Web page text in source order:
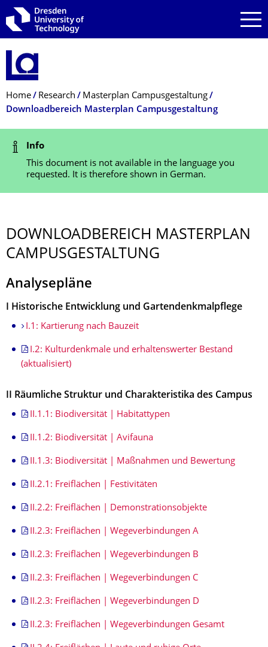
Skip to main navigation
Skip to search
Skip to content
Breadcrumb Menu
Home Research
Masterplan Campusgestaltung
Downloadbereich Masterplan Campusgestaltung
Status Message
Info
This document is not available in the language you
requested. It is therefore shown in German.
DOWNLOADBEREICH MASTERPLAN
CAMPUSGESTAL­TUNG
Analysepläne
I Historische Entwicklung und Gartendenkmalpflege
I.1: Kartierung nach Bauzeit
I.2: Kulturdenkmale und erhaltenswerter Bestand
(aktualisiert)
II Räumliche Struktur und Charakteristika des Campus
II.1.1: Biodiversität | Habitattypen
II.1.2: Biodiversität | Avifauna
II.1.3: Biodiversität | Maßnahmen und Bewertung
II.2.1: Freiflächen | Festivitäten
II.2.2: Freiflächen | Demonstrationsobjekte
II.2.3: Freiflächen | Wegeverbindungen A
II.2.3: Freiflächen | Wegeverbindungen B
II.2.3: Freiflächen | Wegeverbindungen C
II.2.3: Freiflächen | Wegeverbindungen D
II.2.3: Freiflächen | Wegeverbindungen Gesamt